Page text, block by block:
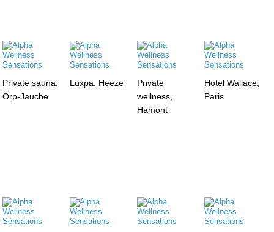
Private sauna,
Orp-Jauche
Luxpa, Heeze
Private
wellness,
Hamont
Hotel Wallace,
Paris